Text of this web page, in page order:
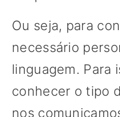
Ou seja, para
necessário
linguagem. Para
conhecer o tipo
nos